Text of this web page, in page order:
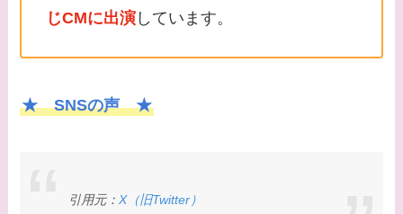
じCMに出演 しています。
★ SNSの声 ★
引用元： X（旧Twitter）